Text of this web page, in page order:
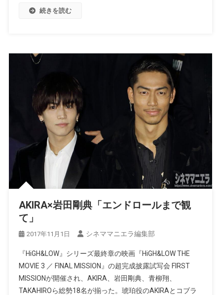
続きを読む
AKIRA×岩田剛典「エンドロールまで観
て」
2017年11月1日 シネママニエラ編集部
『HiGH&LOW』シリーズ最終章の映画『HiGH&LOW THE
MOVIE 3 ／ FINAL MISSION』の超完成披露試写会 FIRST
MISSIONが開催され、AKIRA、岩田剛典、青柳翔、
TAKAHIROら総勢18名が揃った。琥珀役のAKIRAとコブラ